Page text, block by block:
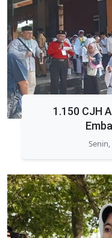
1.150 CJH